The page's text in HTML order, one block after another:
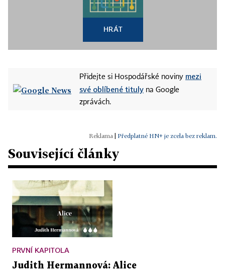
HRÁT
Přidejte si Hospodářské noviny mezi
své oblíbené tituly na Google
zprávách.
Předplatné HN+ je zcela bez reklam.
Související články
PRVNÍ KAPITOLA
Judith Hermannová: Alice